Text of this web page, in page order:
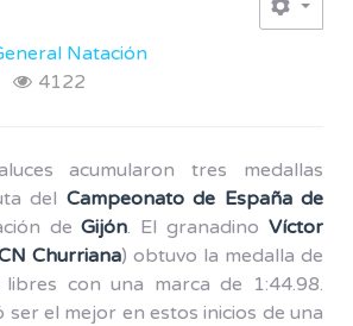
Natación
4122
acumularon tres medallas
del Campeonato de España de
deGijón. El granadinoVíctor
Churriana) obtuvo la medalla de
con una marca de 1:44.98.
ser el mejor en estos inicios de una